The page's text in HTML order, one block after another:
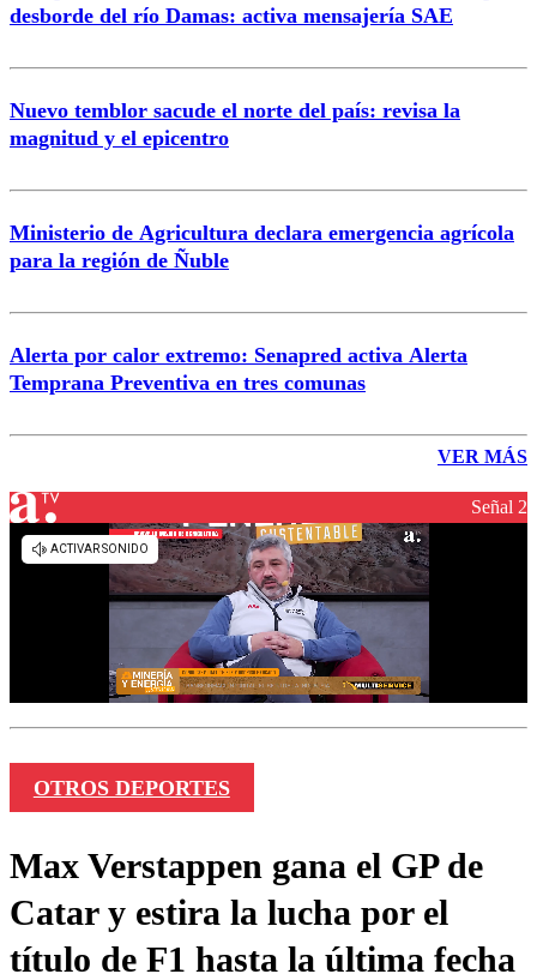
desborde del río Damas: activa mensajería SAE
Nuevo temblor sacude el norte del país: revisa la
magnitud y el epicentro
Ministerio de Agricultura declara emergencia agrícola
para la región de Ñuble
Alerta por calor extremo: Senapred activa Alerta
Temprana Preventiva en tres comunas
VER MÁS
Señal 2
OTROS DEPORTES
Max Verstappen gana el GP de
Catar y estira la lucha por el
título de F1 hasta la última fecha